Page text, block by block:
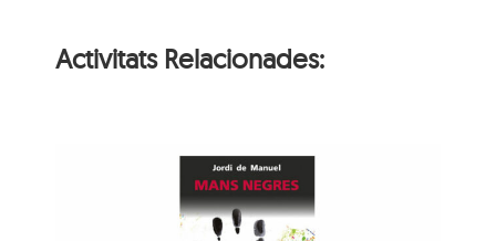
Activitats Relacionades: